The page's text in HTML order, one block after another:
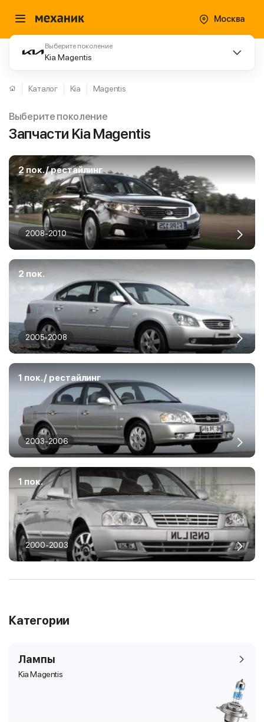
Москва
Выберите поколение
Kia Magentis
Каталог Kia Magentis
Выберите поколение
Запчасти Kia Magentis
2 пок. / рестайлинг
2008-2010
2 пок.
2005-2008
1 пок. / рестайлинг
2003-2006
1 пок.
2000-2003
Категории
Лампы
Kia Magentis